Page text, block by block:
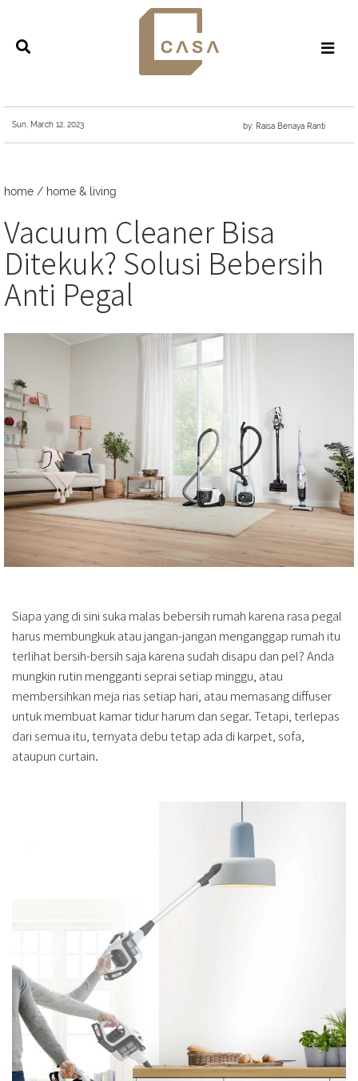
Sun, March 12, 2023 by: Raisa Benaya Ranti
home / home & living
Vacuum Cleaner Bisa
Ditekuk? Solusi Bebersih
Anti Pegal
Siapa yang di sini suka malas bebersih rumah karena rasa pegal
harus membungkuk atau jangan-jangan menganggap rumah itu
terlihat bersih-bersih saja karena sudah disapu dan pel? Anda
mungkin rutin mengganti seprai setiap minggu, atau
membersihkan meja rias setiap hari, atau memasang diffuser
untuk membuat kamar tidur harum dan segar. Tetapi, terlepas
dari semua itu, ternyata debu tetap ada di karpet, sofa,
ataupun curtain.